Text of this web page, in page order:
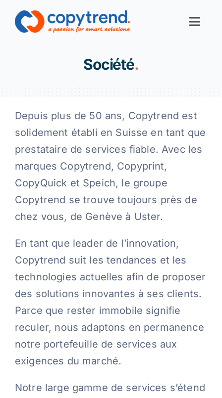
Digital-Services
Digital-Office
Corporate Solutions
Filiales
Links
Français
Société.
Depuis plus de 50 ans, Copytrend est
solidement établi en Suisse en tant que
prestataire de services fiable. Avec les
marques Copytrend, Copyprint,
CopyQuick et Speich, le groupe
Copytrend se trouve toujours près de
chez vous, de Genève à Uster.
En tant que leader de l’innovation,
Copytrend suit les tendances et les
technologies actuelles afin de proposer
des solutions innovantes à ses clients.
Parce que rester immobile signifie
reculer, nous adaptons en permanence
notre portefeuille de services aux
exigences du marché.
Notre large gamme de services s’étend